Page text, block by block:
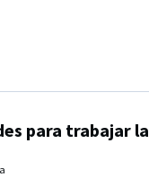
para trabajar la